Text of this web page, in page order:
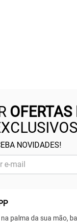
OFERTAS
NOVIDADES!
na palma da sua mão,